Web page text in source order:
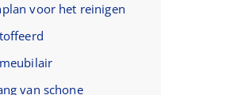
voor het reinigen
van schone